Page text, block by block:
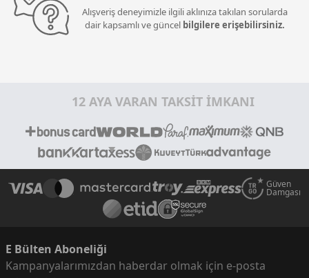
Alışveriş deneyimizle ilgili aklınıza takılan sorularda
dair kapsamlı ve güncel bilgilere erişebilirsiniz.
12 AYA VARAN TAKSİT İMKANI
Güven
Damgası
E Bülten Aboneliği
Kampanyalarımızdan haberdar olmak için e-posta